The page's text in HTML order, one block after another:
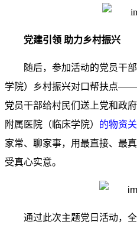
党建引领 助力乡村振兴
随后，参加活动的党员干
学院）乡村振兴对口帮扶点——
党员干部给村民们送上党和政
附属医院（临床学院） 的物资
家常、聊家事，用最直接、最
受真心实意。
通过此次主题党日活动，